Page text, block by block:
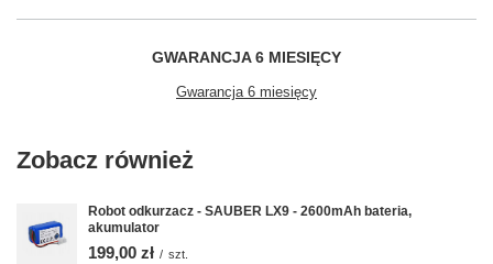
GWARANCJA 6 MIESIĘCY
Gwarancja 6 miesięcy
Zobacz również
Robot odkurzacz - SAUBER LX9 - 2600mAh bateria,
akumulator
199,00 zł / szt.